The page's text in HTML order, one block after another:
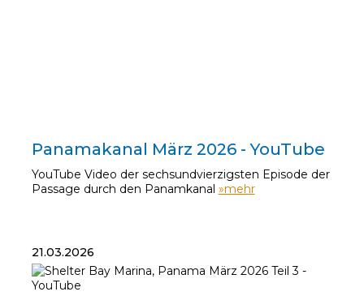
Panamakanal März 2026 - YouTube
YouTube Video der sechsundvierzigsten Episode der
Passage durch den Panamkanal »mehr
21.03.2026